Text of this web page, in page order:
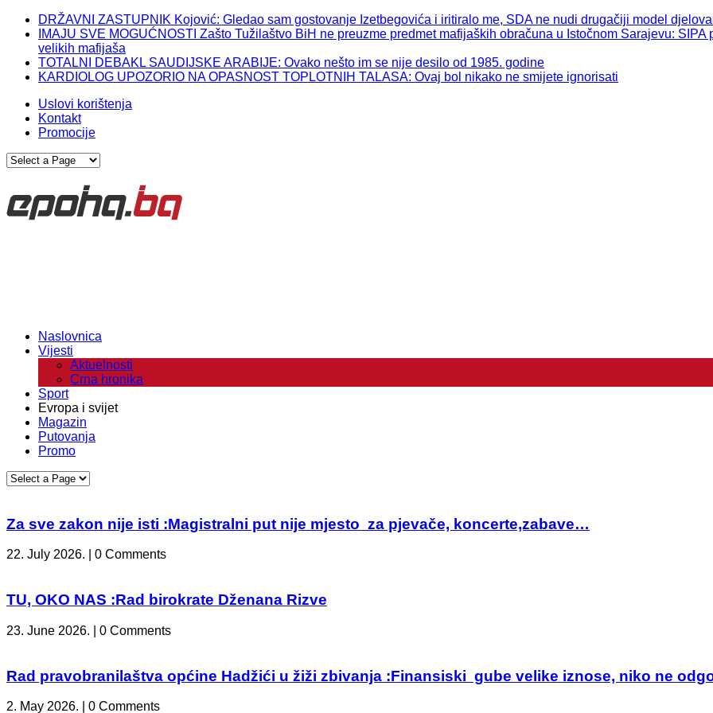
DRŽAVNI ZASTUPNIK Kojović: Gledao sam gostovanje Izetbegovića i iritiralo me, SDA ne nudi drugačiji model
IMAJU SVE MOGUĆNOSTI Zašto Tužilaštvo BiH ne preuzme predmet mafijaških obračuna u Istočnom Sarajevu:
velikih mafijaša
TOTALNI DEBAKL SAUDIJSKE ARABIJE: Ovako nešto im se nije desilo od 1985. godine
KARDIOLOG UPOZORIO NA OPASNOST TOPLOTNIH TALASA: Ovaj bol nikako ne smijete ignorisati
Uslovi korištenja
Kontakt
Promocije
Naslovnica
Vijesti
Aktuelnosti
Crna hronika
Sport
Evropa i svijet
Magazin
Putovanja
Promo
Za sve zakon nije isti :Magistralni put nije mjesto za pjevače, koncerte,zabave…
22. July 2026. | 0 Comments
TU, OKO NAS :Rad birokrate Dženana Rizve
23. June 2026. | 0 Comments
Rad pravobranilaštva općine Hadžići u žiži zbivanja :Finansiski gube velike iznose, niko ne
2. May 2026. | 0 Comments